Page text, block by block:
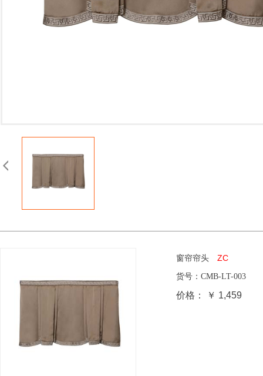
窗帘帘头 ZC
货号： CMB-LT-003
价格： ￥ 1,459